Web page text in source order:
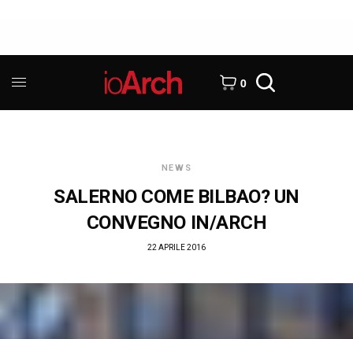
0
NEWS
SALERNO COME BILBAO? UN
CONVEGNO IN/ARCH
22 APRILE 2016